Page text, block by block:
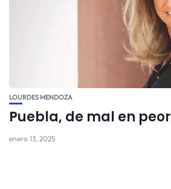
LOURDES MENDOZA
Puebla, de mal en peor
enero 13, 2025